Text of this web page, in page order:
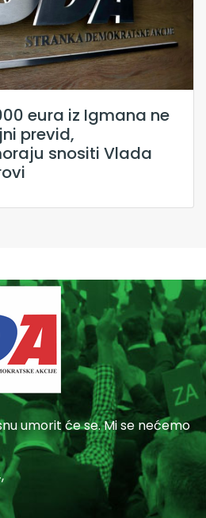
eura iz Igmana ne
previd,
snositi Vlada
umorit će se. Mi se nećemo